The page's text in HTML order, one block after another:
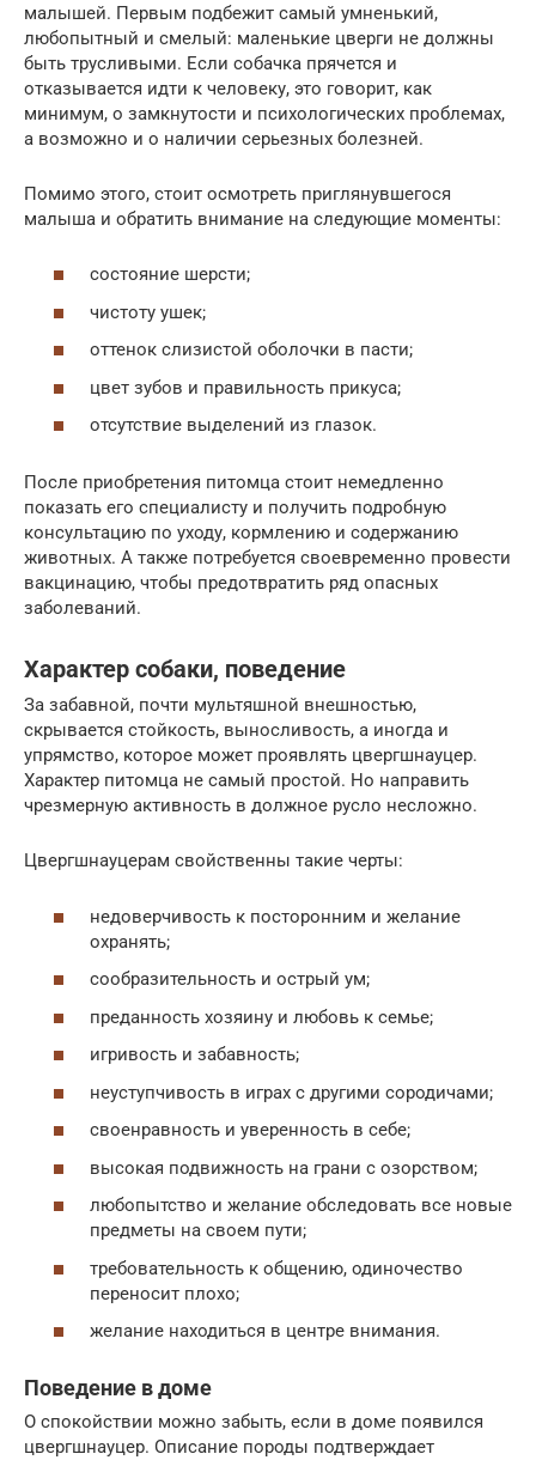
малышей. Первым подбежит самый умненький,
любопытный и смелый: маленькие цверги не должны
быть трусливыми. Если собачка прячется и
отказывается идти к человеку, это говорит, как
минимум, о замкнутости и психологических проблемах,
а возможно и о наличии серьезных болезней.
Помимо этого, стоит осмотреть приглянувшегося
малыша и обратить внимание на следующие моменты:
состояние шерсти;
чистоту ушек;
оттенок слизистой оболочки в пасти;
цвет зубов и правильность прикуса;
отсутствие выделений из глазок.
После приобретения питомца стоит немедленно
показать его специалисту и получить подробную
консультацию по уходу, кормлению и содержанию
животных. А также потребуется своевременно провести
вакцинацию, чтобы предотвратить ряд опасных
заболеваний.
Характер собаки, поведение
За забавной, почти мультяшной внешностью,
скрывается стойкость, выносливость, а иногда и
упрямство, которое может проявлять цвергшнауцер.
Характер питомца не самый простой. Но направить
чрезмерную активность в должное русло несложно.
Цвергшнауцерам свойственны такие черты:
недоверчивость к посторонним и желание
охранять;
сообразительность и острый ум;
преданность хозяину и любовь к семье;
игривость и забавность;
неуступчивость в играх с другими сородичами;
своенравность и уверенность в себе;
высокая подвижность на грани с озорством;
любопытство и желание обследовать все новые
предметы на своем пути;
требовательность к общению, одиночество
переносит плохо;
желание находиться в центре внимания.
Поведение в доме
О спокойствии можно забыть, если в доме появился
цвергшнауцер. Описание породы подтверждает